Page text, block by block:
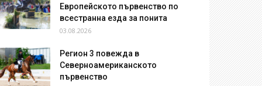
Европейското първенство по
всестранна езда за понита
03.08.2026
Регион 3 повежда в
Северноамериканското
първенство